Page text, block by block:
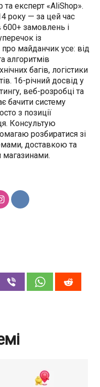
експерт «AliShop».
року — за цей час
замовлень і
із
майданчик усе: від
алгоритмів
багів, логістики
16-річний досвід у
веб-розробці та
бачити систему
з позиції
Консультую
розбиратися зі
доставкою та
магазинами.